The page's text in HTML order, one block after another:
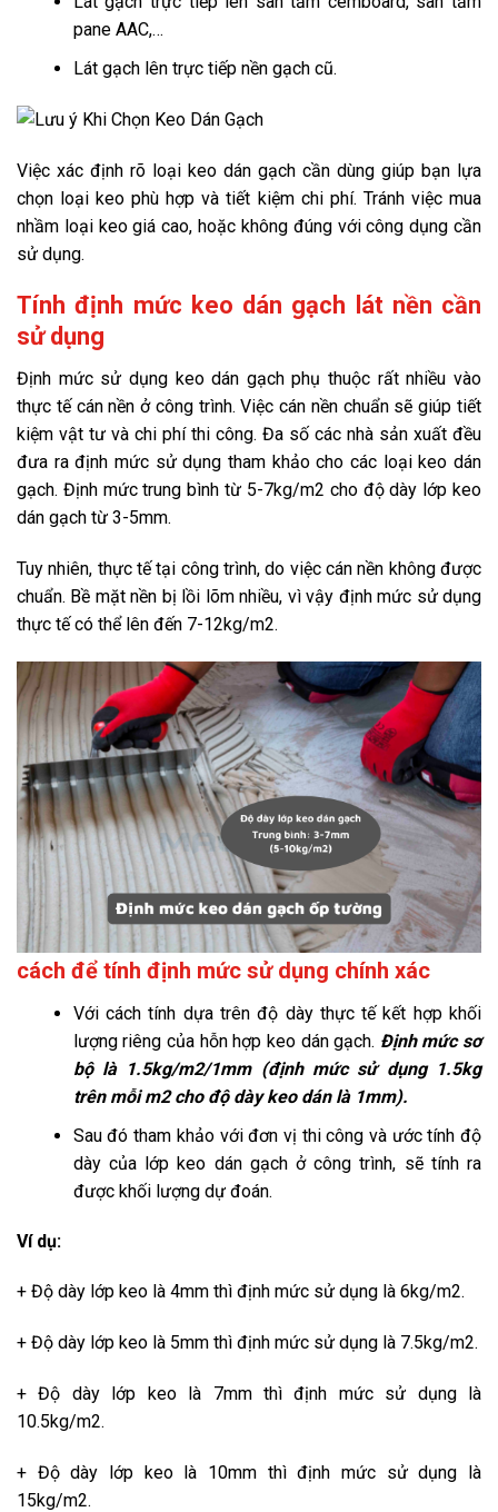
pane AAC,…
Lát gạch lên trực tiếp nền gạch cũ.
Việc xác định rõ loại keo dán gạch cần dùng giúp bạn lựa
chọn loại keo phù hợp và tiết kiệm chi phí. Tránh việc mua
nhầm loại keo giá cao, hoặc không đúng với công dụng cần
sử dụng.
Tính định mức keo dán gạch lát nền cần
sử dụng
Định mức sử dụng keo dán gạch phụ thuộc rất nhiều vào
thực tế cán nền ở công trình. Việc cán nền chuẩn sẽ giúp tiết
kiệm vật tư và chi phí thi công. Đa số các nhà sản xuất đều
đưa ra định mức sử dụng tham khảo cho các loại keo dán
gạch. Định mức trung bình từ 5-7kg/m2 cho độ dày lớp keo
dán gạch từ 3-5mm.
Tuy nhiên, thực tế tại công trình, do việc cán nền không được
chuẩn. Bề mặt nền bị lồi lõm nhiều, vì vậy định mức sử dụng
thực tế có thể lên đến 7-12kg/m2.
cách để tính định mức sử dụng chính xác
Với cách tính dựa trên độ dày thực tế kết hợp khối
lượng riêng của hỗn hợp keo dán gạch. Định mức sơ
bộ là 1.5kg/m2/1mm (định mức sử dụng 1.5kg
trên mỗi m2 cho độ dày keo dán là 1mm).
Sau đó tham khảo với đơn vị thi công và ước tính độ
dày của lớp keo dán gạch ở công trình, sẽ tính ra
được khối lượng dự đoán.
Ví dụ:
+ Độ dày lớp keo là 4mm thì định mức sử dụng là 6kg/m2.
+ Độ dày lớp keo là 5mm thì định mức sử dụng là 7.5kg/m2.
+ Độ dày lớp keo là 7mm thì định mức sử dụng là
10.5kg/m2.
+ Độ dày lớp keo là 10mm thì định mức sử dụng là
15kg/m2.